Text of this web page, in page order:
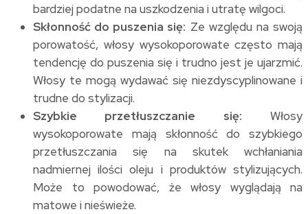
bardziej podatne na uszkodzenia i utratę wilgoci.
Skłonność do puszenia się: Ze względu na swoją
porowatość, włosy wysokoporowate często mają
tendencję do puszenia się i trudno jest je ujarzmić.
Włosy te mogą wydawać się niezdyscyplinowane i
trudne do stylizacji.
Szybkie przetłuszczanie się: Włosy
wysokoporowate mają skłonność do szybkiego
przetłuszczania się na skutek wchłaniania
nadmiernej ilości oleju i produktów stylizujących.
Może to powodować, że włosy wyglądają na
matowe i nieświeże.